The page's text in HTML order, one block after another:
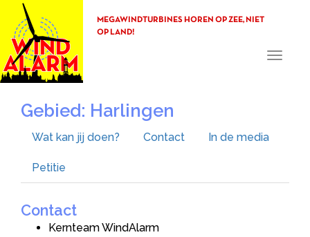
MEGAWINDTURBINES HOREN OP ZEE, NIET
OP LAND!
Toggle
Gebied: Harlingen
Wat kan jij doen? Contact In de media
Petitie
Contact
Kernteam WindAlarm